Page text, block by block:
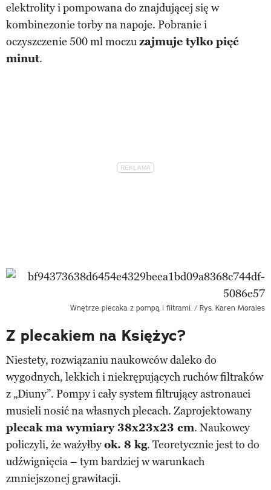
elektrolity i pompowana do znajdującej się w
kombinezonie torby na napoje. Pobranie i
oczyszczenie 500 ml moczuzajmuje tylko pięć
minut.
Wnętrze plecaka z pompą i filtrami. / Rys. Karen Morales
Z plecakiem na Księżyc?
Niestety, rozwiązaniu naukowców daleko do
wygodnych, lekkich i niekrępujących ruchów filtraków
z „Diuny”. Pompy i cały system filtrujący astronauci
musieli nosić na własnych plecach. Zaprojektowany
plecak ma wymiary 38x23x23 cm. Naukowcy
policzyli, że ważyłbyok. 8 kg. Teoretycznie jest to do
udźwignięcia – tym bardziej w warunkach
zmniejszonej grawitacji.